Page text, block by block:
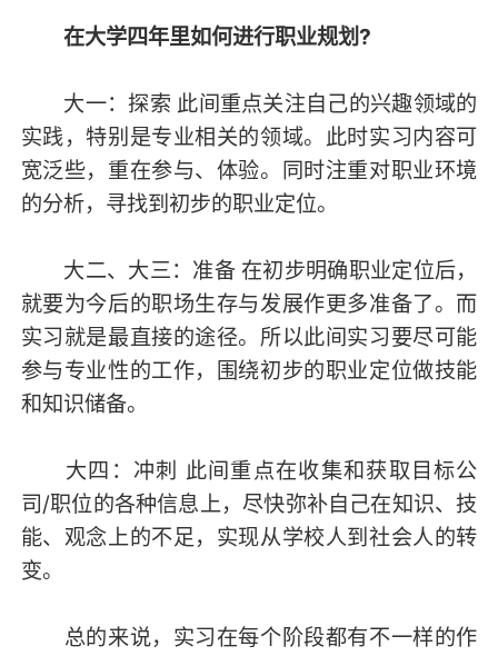
在大学四年里如何进行职业规划?
大一：探索 此间重点关注自己的兴趣领域的
实践，特别是专业相关的领域。此时实习内容可
宽泛些，重在参与、体验。同时注重对职业环境
的分析，寻找到初步的职业定位。
大二、大三：准备 在初步明确职业定位后，
就要为今后的职场生存与发展作更多准备了。而
实习就是最直接的途径。所以此间实习要尽可能
参与专业性的工作，围绕初步的职业定位做技能
和知识储备。
大四：冲刺 此间重点在收集和获取目标公
司/职位的各种信息上，尽快弥补自己在知识、技
能、观念上的不足，实现从学校人到社会人的转
变。
总的来说，实习在每个阶段都有不一样的作